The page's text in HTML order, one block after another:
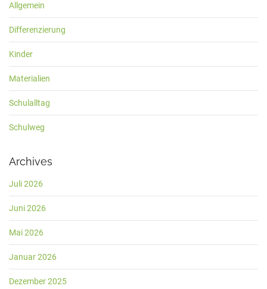
Allgemein
Differenzierung
Kinder
Materialien
Schulalltag
Schulweg
Archives
Juli 2026
Juni 2026
Mai 2026
Januar 2026
Dezember 2025